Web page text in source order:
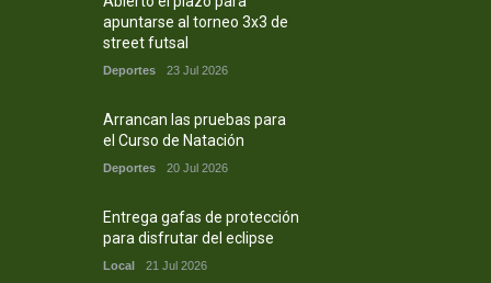
apuntarse al torneo 3x3 de
street futsal
Deportes 23 Jul 2026
Arrancan las pruebas para
el Curso de Natación
Deportes 20 Jul 2026
Entrega gafas de protección
para disfrutar del eclipse
Local 21 Jul 2026